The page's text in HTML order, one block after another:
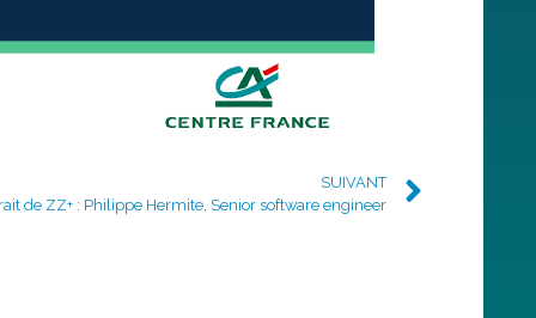
SUIVANT
de ZZ+ : Philippe Hermite, Senior software engineer